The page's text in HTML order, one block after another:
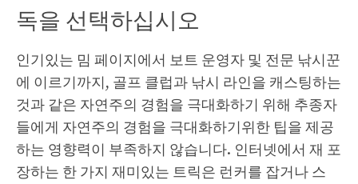
독을 선택하십시오
인기있는 밈 페이지에서 보트 운영자 및 전문 낚시꾼
에 이르기까지, 골프 클럽과 낚시 라인을 캐스팅하는
것과 같은 자연주의 경험을 극대화하기 위해 추종자
들에게 자연주의 경험을 극대화하기위한 팁을 제공
하는 영향력이 부족하지 않습니다. 인터넷에서 재 포
장하는 한 가지 재미있는 트릭은 런커를 잡거나 스